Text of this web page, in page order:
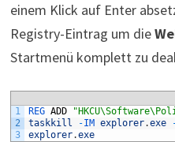
einem Klick auf Enter
Registry-Eintrag um die
Startmenü komplett zu
1
2
3
REG ADD
taskkill
-IM explorer.exe
explorer.exe